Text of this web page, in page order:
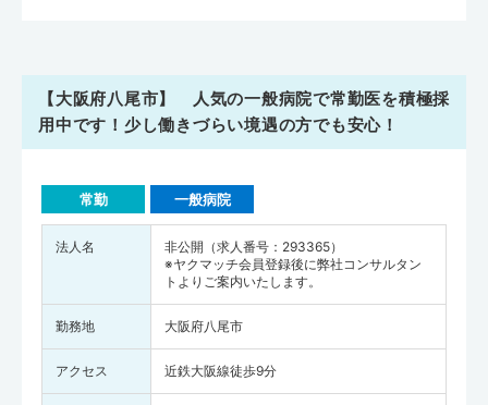
【大阪府八尾市】 人気の一般病院で常勤医を積極採
用中です！少し働きづらい境遇の方でも安心！
常勤 一般病院
法人名
非公開（求人番号：293365）
※ヤクマッチ会員登録後に弊社コンサルタン
トよりご案内いたします。
勤務地 大阪府八尾市
アクセス 近鉄大阪線徒歩9分